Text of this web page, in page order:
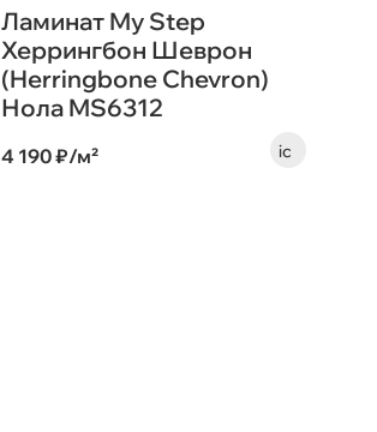
Ламинат My Step
Херрингбон Шеврон
(Herringbone Chevron)
Нола MS6312
4 190 ₽/м²